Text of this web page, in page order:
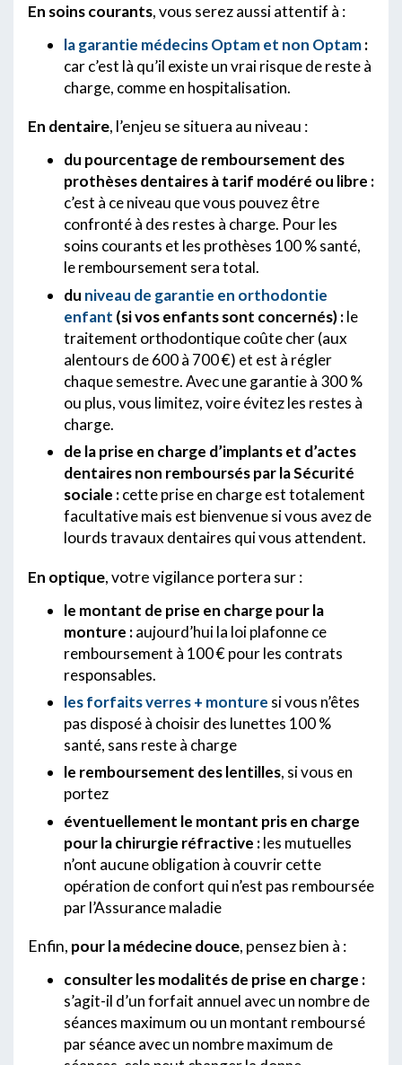
En soins courants, vous serez aussi attentif à :
la garantie médecins Optam et non Optam:
car c’est là qu’il existe un vrai risque de reste à
charge, comme en hospitalisation.
En dentaire, l’enjeu se situera au niveau :
du pourcentage de remboursement des
prothèses dentaires à tarif modéré ou libre :
c’est à ce niveau que vous pouvez être
confronté à des restes à charge. Pour les
soins courants et les prothèses 100 % santé,
le remboursement sera total.
du niveau de garantie en orthodontie
enfant (si vos enfants sont concernés) :le
traitement orthodontique coûte cher (aux
alentours de 600 à 700 €) et est à régler
chaque semestre. Avec une garantie à 300 %
ou plus, vous limitez, voire évitez les restes à
charge.
de la prise en charge d’implants et d’actes
dentaires non remboursés par la Sécurité
sociale :cette prise en charge est totalement
facultative mais est bienvenue si vous avez de
lourds travaux dentaires qui vous attendent.
En optique, votre vigilance portera sur :
le montant de prise en charge pour la
monture :aujourd’hui la loi plafonne ce
remboursement à 100 € pour les contrats
responsables.
les forfaits verres + monture si vous n’êtes
pas disposé à choisir des lunettes 100 %
santé, sans reste à charge
le remboursement des lentilles, si vous en
portez
éventuellement le montant pris en charge
pour la chirurgie réfractive :les mutuelles
n’ont aucune obligation à couvrir cette
opération de confort qui n’est pas remboursée
par l’Assurance maladie
Enfin, pour la médecine douce, pensez bien à :
consulter les modalités de prise en charge :
s’agit-il d’un forfait annuel avec un nombre de
séances maximum ou un montant remboursé
par séance avec un nombre maximum de